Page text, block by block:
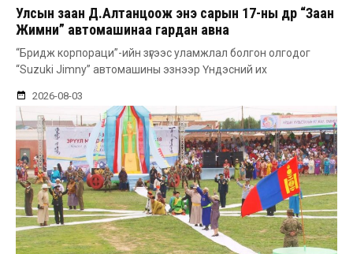
Улсын заан Д.Алтанцоож энэ сарын 17-ны өдөр “Заан
Жимни” автомашинаа гардан авна
“Бридж корпораци”-ийн зүгээс уламжлал болгон олгодог
“Suzuki Jimny” автомашины эзнээр Үндэсний их
2026-08-03